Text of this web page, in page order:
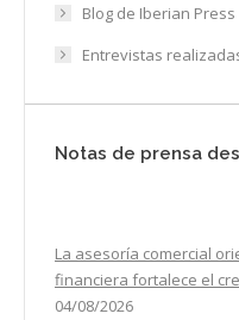
Blog de Iberian Press
Entrevistas
Notas de prensa
La asesoría comercial
financiera fortalece el
04/08/2026